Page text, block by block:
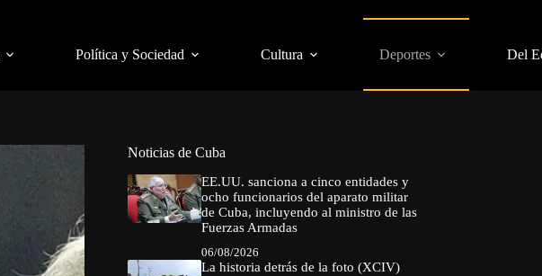
Política y Sociedad Cultura Deportes Del
Noticias de Cuba
EE.UU. sanciona a cinco entidades y
ocho funcionarios del aparato militar
de Cuba, incluyendo al ministro de las
Fuerzas Armadas
06/08/2026
La historia detrás de la foto (XCIV)